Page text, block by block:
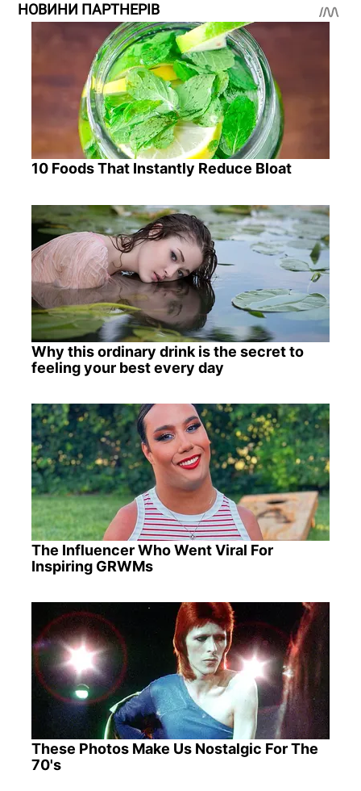
НОВИНИ ПАРТНЕРІВ
10 Foods That Instantly Reduce Bloat
Why this ordinary drink is the secret to
feeling your best every day
The Influencer Who Went Viral For
Inspiring GRWMs
These Photos Make Us Nostalgic For The
70's